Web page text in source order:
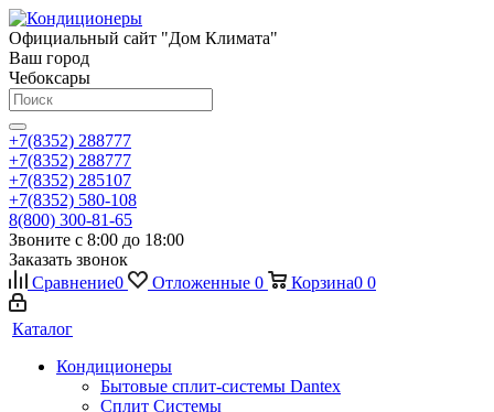
Официальный сайт "Дом Климата"
Ваш город
Чебоксары
+7(8352) 288777
+7(8352) 288777
+7(8352) 285107
+7(8352) 580-108
8(800) 300-81-65
Звоните с 8:00 до 18:00
Заказать звонок
Сравнение0 Отложенные 0 Корзина0 0
Каталог
Кондиционеры
Бытовые сплит-системы Dantex
Сплит Системы